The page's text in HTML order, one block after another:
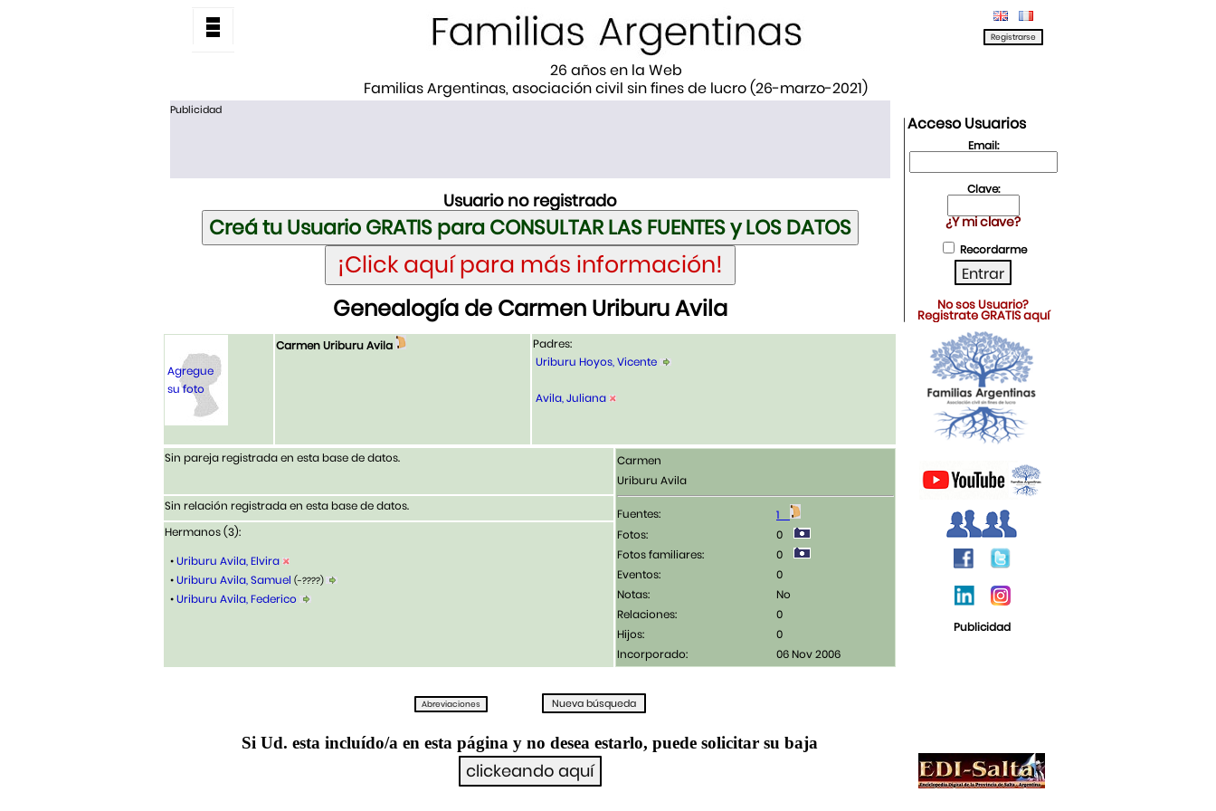
26 años en la Web
Familias Argentinas, asociación civil sin fines de lucro (26-marzo-2021)
Publicidad
Usuario no registrado
Genealogía de Carmen Uriburu Avila
Agregue
su foto
Carmen Uriburu Avila
Padres:
Uriburu Hoyos, Vicente
Avila, Juliana
Sin pareja registrada en esta base de datos.
Carmen
Uriburu Avila
Fuentes:
1
Fotos:
0
Fotos familiares:
0
Eventos:
0
Notas:
No
Relaciones:
0
Hijos:
0
Incorporado:
06 Nov 2006
Sin relación registrada en esta base de datos.
Hermanos (3):
•Uriburu Avila, Elvira
•Uriburu Avila, Samuel (-????)
•Uriburu Avila, Federico
Si Ud. esta incluído/a en esta página y no desea estarlo, puede solicitar su baja
Acceso Usuarios
Email:
Clave:
¿Y mi clave?
Recordarme
No sos Usuario?
Registrate GRATIS aquí
Publicidad